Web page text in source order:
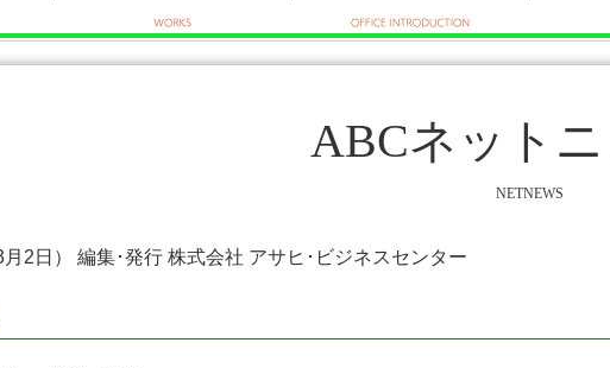
ABCネット
NETNEWS
月2日） 編集･発行 株式会社 アサヒ･ビジネスセンター